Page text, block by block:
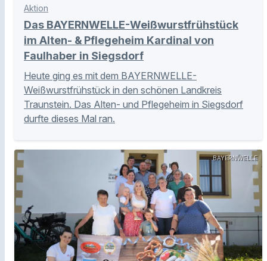
Aktion
Das BAYERNWELLE-Weißwurstfrühstück
im Alten- & Pflegeheim Kardinal von
Faulhaber in Siegsdorf
Heute ging es mit dem BAYERNWELLE-
Weißwurstfrühstück in den schönen Landkreis
Traunstein. Das Alten- und Pflegeheim in Siegsdorf
durfte dieses Mal ran.
BAYERNWELLE